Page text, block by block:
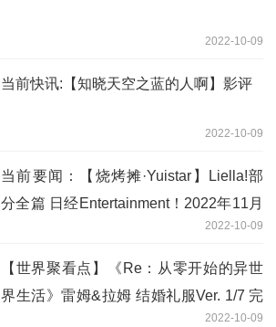
2022-10-09
当前快讯:【知晓天空之蓝的人啊】影评
2022-10-09
当前要闻：【烧烤摊·Yuistar】Liella!部
分全篇 日经Entertainment！2022年11月
2022-10-09
【世界聚看点】《Re：从零开始的异世
界生活》雷姆&拉姆 结婚礼服Ver. 1/7 完
2022-10-09